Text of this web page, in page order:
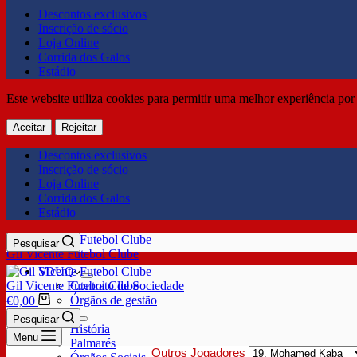
Descontos exclusivos
Inscrição de sócio
Loja Online
Corrida dos Galos
Estádio
Este website utiliza cookies para permitir uma melhor experiência
Aceitar Rejeitar
Descontos exclusivos
Inscrição de sócio
Loja Online
Corrida dos Galos
Estádio
Gil Vicente Futebol Clube
Pesquisar
SDUQ
Contrato de Sociedade
Órgãos de gestão
Clube
História
Palmarés
Gil Vicente Futebol Clube
€0,00
Pesquisar
Menu
Outros Jogadores